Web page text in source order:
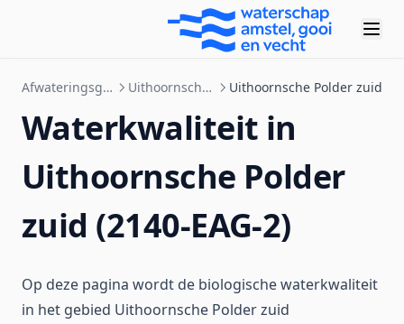
Afwateringsgebieden Uithoornsche Polder Uithoornsche Polder zuid
Waterkwaliteit in
Uithoornsche Polder
zuid (2140-EAG-2)
Op deze pagina wordt de biologische waterkwaliteit
in het gebied Uithoornsche Polder zuid